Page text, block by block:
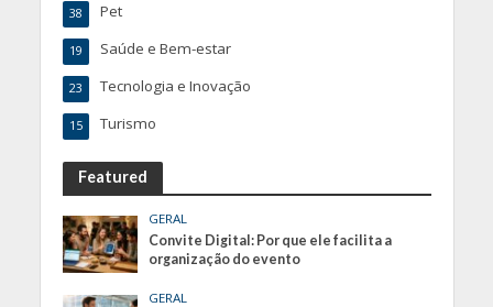
Pet
38
Saúde e Bem-estar
19
Tecnologia e Inovação
23
Turismo
15
Featured
GERAL
Convite Digital: Por que ele facilita a
organização do evento
GERAL